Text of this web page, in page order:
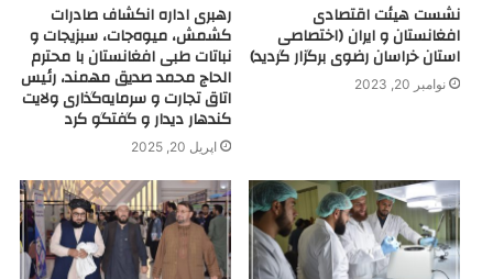
نشست هیئت اقتصادی
افغانستان و ایران (اختصاصی
استان خراسان رضوی برگزار گردید)
نوامبر 20, 2023
رهبری اداره انکشاف صادرات
کشمش، میوه‌جات، سبزیجات و
نباتات طبی افغانستان با محترم
الحاج محمد صدیق مهمند، رئیس
اتاق تجارت و سرمایه‌گذاری ولایت
کندهار دیدار و گفتگو کرد
اپریل 20, 2025